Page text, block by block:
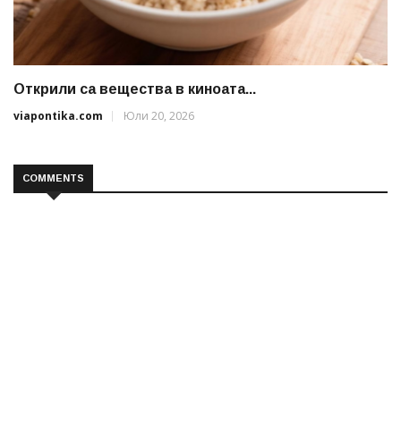
Открили са вещества в киноата...
viapontika.com
Юли 20, 2026
COMMENTS